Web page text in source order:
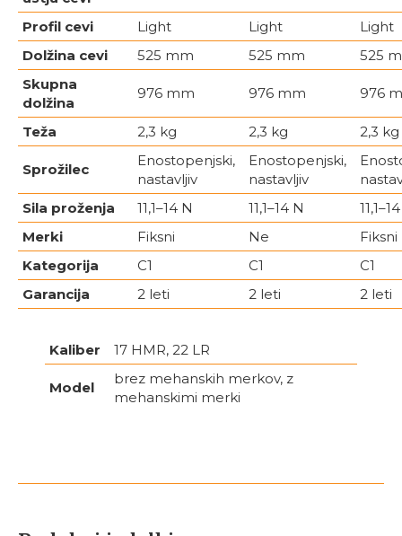
Profil cevi
Light Light
Light
Dolžina cevi
525 mm 525 mm
525
Skupna
dolžina
976 mm 976 mm 976
Teža 2,3 kg 2,3 kg 2,3 kg
Sprožilec
Enostopenjski,
nastavljiv
Enostopenjski,
nastavljiv
Sila proženja
11,1–14 N 11,1–14 N
Merki
Fiksni Ne
Fiksni
Kategorija
C1 C1
C1
Garancija
2 leti 2 leti 2 leti
Kaliber 17 HMR, 22 LR
Model
brez mehanskih merkov, z
mehanskimi merki